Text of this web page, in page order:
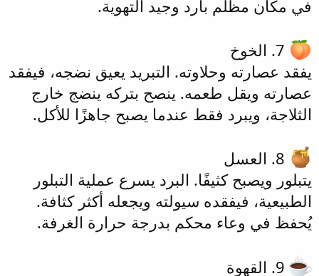
في مكان مظلم بارد وجيد التهوية.
يفقد عصارته وحلاوته. التبريد يعيق نضجه، فيفقد
عصارته ويقل طعمه. ينصح بتركه ينضج خارج
الثلاجة، ويبرد فقط عندما يصبح جاهزًا للأكل.
يتبلور ويصبح كثيفًا. البرد يسرع عملية التبلور
الطبيعية، فيفقده سيولته ويجعله أكثر كثافة.
يُحفظ في وعاء محكم بدرجة حرارة الغرفة.